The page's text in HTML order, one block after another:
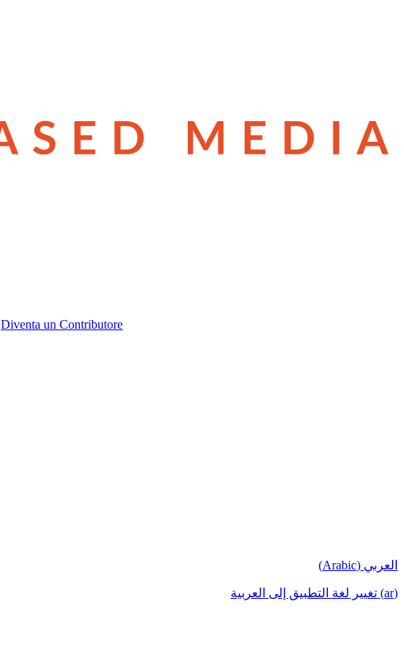
Diventa un Contributore
العربي (Arabic)
(ar) تغيير لغة التطبيق إلى العربية